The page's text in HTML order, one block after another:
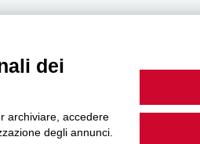
dei
archiviare, accedere
degli annunci.